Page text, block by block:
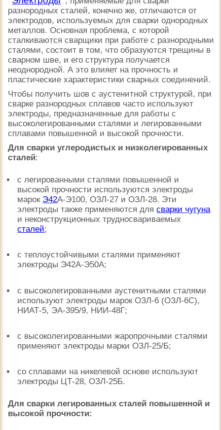
разнородных сталей, конечно же, отличаются от
электродов, используемых для сварки однородных
металлов. Основная проблема, с которой
сталкиваются сварщики при работе с разнородными
сталями, состоит в том, что образуются трещины в
сварном шве, и его структура получается
неоднородной. А это влияет на прочность и
пластические характеристики сварных соединений.
Чтобы получить шов с аустенитной структурой, при
сварке разнородных сплавов часто используют
электроды, предназначенные для работы с
высоколегированными сталями и легированными
сплавами повышенной и высокой прочности.
Для сварки углеродистых и низколегированных
сталей:
с легированными сталями повышенной и
высокой прочности используются электроды
марок Э42А-Э100, ОЗЛ-27 и ОЗЛ-28. Эти
электроды также применяются длясварки чугуна
и неконструкционных трудносвариваемых
сталей;
с теплоустойчивыми сталями применяют
электроды Э42А-Э50А;
с высоколегированными аустенитными сталями
используют электроды марок ОЗЛ-6 (ОЗЛ-6С),
НИАТ-5, ЭА-395/9, НИИ-48Г;
с высоколегированными жаропрочными сталями
применяют электроды марки ОЗЛ-25/Б;
со сплавами на никелевой основе используют
электроды ЦТ-28, ОЗЛ-25Б.
Для сварки легированных сталей повышенной и
высокой прочности: